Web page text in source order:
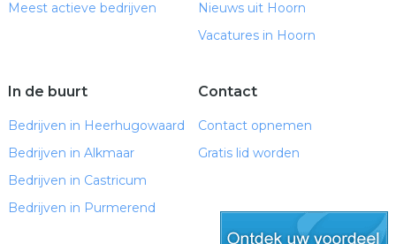
Meest actieve bedrijven
Nieuws uit Hoorn
Vacatures in Hoorn
In de buurt
Bedrijven in Heerhugowaard
Bedrijven in Alkmaar
Bedrijven in Castricum
Bedrijven in Purmerend
Contact
Contact opnemen
Gratis lid worden